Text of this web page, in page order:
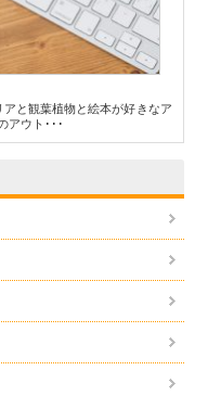
と観葉植物と絵本が好きなア
アウト･･･